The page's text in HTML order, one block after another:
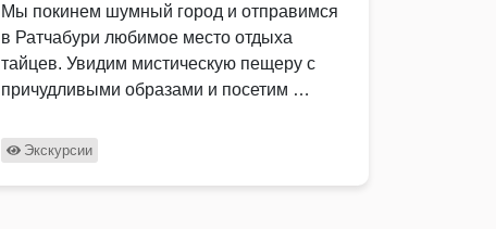
Мы покинем шумный город и отправимся
в Ратчабури любимое место отдыха
тайцев. Увидим мистическую пещеру с
причудливыми образами и посетим …
Экскурсии